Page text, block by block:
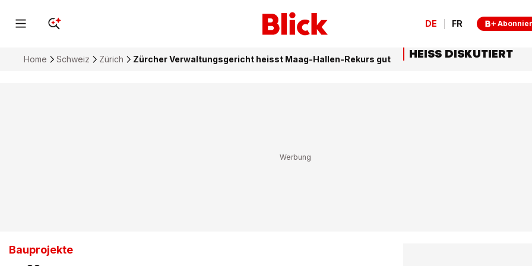
DE FR
Home Schweiz Zürich Zürcher Verwaltungsgericht heisst Maag-Hallen-Rekurs gut
Bauprojekte
HEISS DISKUTIERT